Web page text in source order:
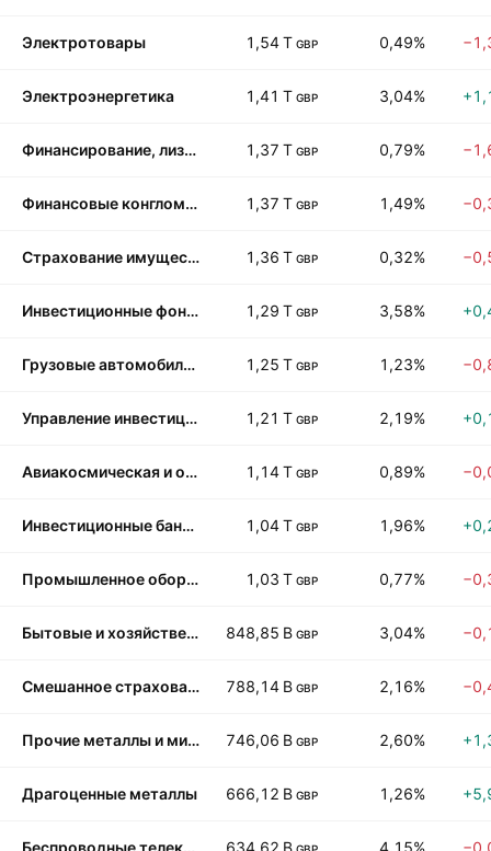
Электротовары 1,54 T GBP 0,49%
Электроэнергетика 1,41 T GBP 3,04%
Финансирование, лизинг, аренда 1,37 T GBP 0,79%
Финансовые конгломераты 1,37 T GBP 1,49%
Страхование имущества и несчастных случаев 1,36 T GBP 0,32%
Инвестиционные фонды недвижимости 1,29 T GBP 3,58%
Грузовые автомобили, строительная и сельскохозяйственная техника 1,25 T GBP 1,23%
Управление инвестициями 1,21 T GBP 2,19%
Авиакосмическая и оборонная промышленность 1,14 T GBP 0,89%
Инвестиционные банки, брокеры 1,04 T GBP 1,96%
Промышленное оборудование 1,03 T GBP 0,77%
Бытовые и хозяйственные товары 848,85 B GBP 3,04%
Смешанное страхование 788,14 B GBP 2,16%
Прочие металлы и минералы 746,06 B GBP 2,60%
Драгоценные металлы 666,12 B GBP 1,26%
Беспроводные телекоммуникации 634,62 B 4,15%